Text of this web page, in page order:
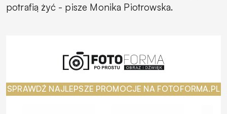
potrafią żyć - pisze Monika Piotrowska.
SPRAWDŹ NAJLEPSZE PROMOCJE NA FOTOFORMA.PL